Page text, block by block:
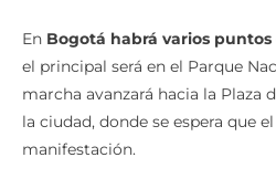
En Bogotá habrá varios
el principal será en el Parque
marcha avanzará hacia la Plaza
la ciudad, donde se espera que
manifestación.